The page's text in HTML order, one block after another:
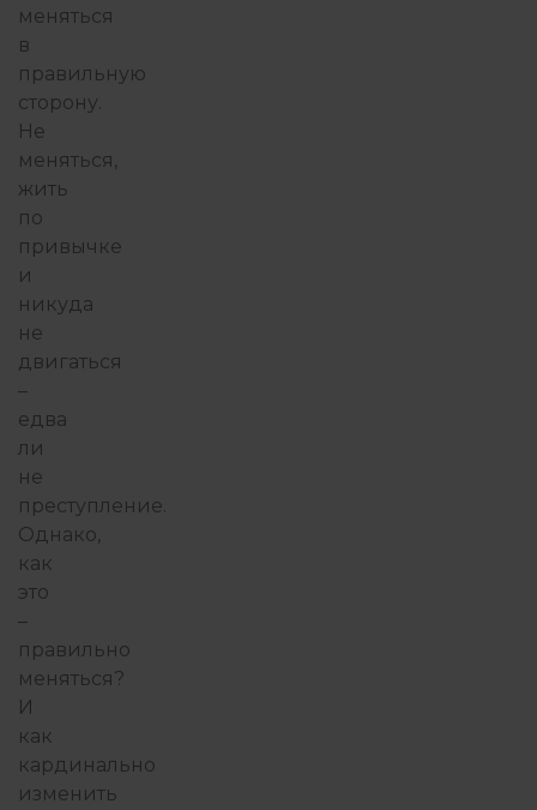
меняться
в
правильную
сторону.
Не
меняться,
жить
по
привычке
и
никуда
не
двигаться
–
едва
ли
не
преступление.
Однако,
как
это
–
правильно
меняться?
И
как
кардинально
изменить